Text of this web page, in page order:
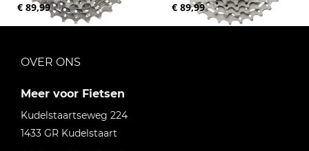
€ 89,99 € 89,99
OVER ONS
Meer voor Fietsen
Kudelstaartseweg 224
1433 GR Kudelstaart